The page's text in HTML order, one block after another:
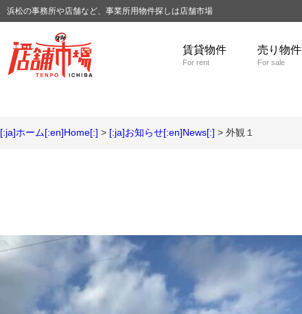
浜松の事務所や店舗など、事業所用物件探しは店舗市場
賃貸物件
For rent
売り物件
For sale
[:ja]ホーム[:en]Home[:] > [:ja]お知らせ[:en]News[:] > 外観１